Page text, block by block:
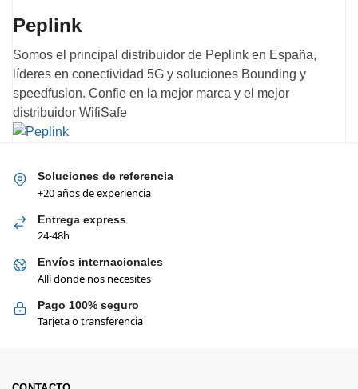
Peplink
Somos el principal distribuidor de Peplink en España,
líderes en conectividad 5G y soluciones Bounding y
speedfusion. Confie en la mejor marca y el mejor
distribuidor WifiSafe
Soluciones de referencia
+20 años de experiencia
Entrega express
24-48h
Envíos internacionales
Allí donde nos necesites
Pago 100% seguro
Tarjeta o transferencia